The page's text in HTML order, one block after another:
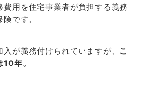
費用を住宅事業者が負担する義務
です。
が義務付けられていますが、 こ
年。